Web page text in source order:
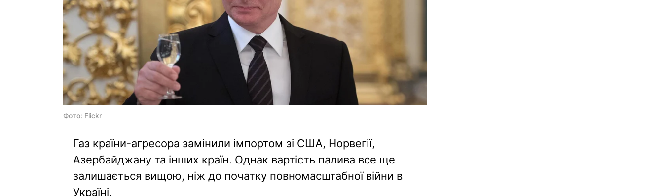
Фото: Flickr
Газ країни-агресора замінили імпортом зі США, Норвегії,
Азербайджану та інших країн. Однак вартість палива все ще
залишається вищою, ніж до початку повномасштабної війни в
Україні.